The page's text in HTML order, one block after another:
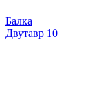
Балка
Двутавр 10